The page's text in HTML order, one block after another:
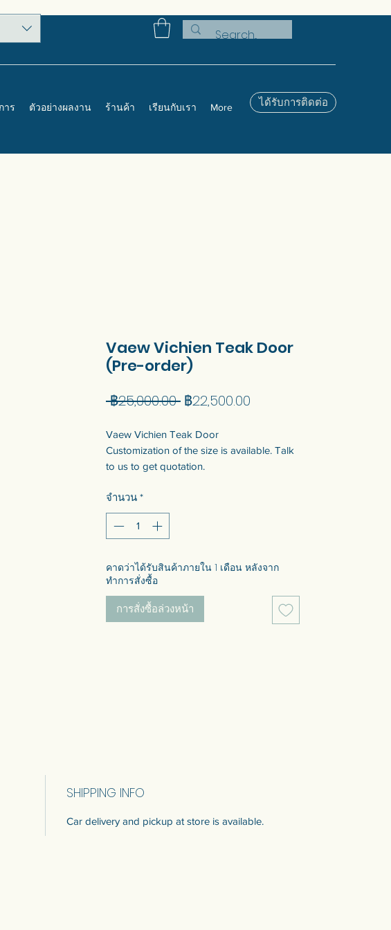
าร ตัวอย่างผลงาน ร้านค้า เรียนกับเรา More ได้รับการติดต่อ
Vaew Vichien Teak Door
(Pre-order)
฿25,000.00 ราคา
฿22,500.00
ลด
Vaew Vichien Teak Door
Customization of the size is available. Talk
to us to get quotation.
ประตูไม้สัก Vichien
สามารถสั่งทำขนาดตามที่ลูกค้าต้องการได้
ส่งทั่วกทม.-ปริมณฑล ค่าส่งพร้อมติดตั้ง
สนใจสั่งทำติดต่อได้ทาง Inboxหรือโทร
0846719661 ร้านประกายแก้วรับสั่งทำ
กระจกเงา กระจกสเตนกลาส กระจกเวเนเชีย
นได้ตามขนาดและลวดลายที่ชอบ งาน
ประณีตจากช่างฝีมือ ประสบการณ์ยาวนาน
จำนวน *
คาดว่าได้รับสินค้าภายใน 1 เดือน หลังจาก
ทำการสั่งซื้อ
การสั่งซื้อล่วงหน้า
SHIPPING INFO
Car delivery and pickup at store is available.